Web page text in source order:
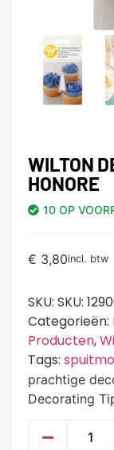
WILTON
HONORE
10 OP
€ 3,80incl. btw
SKU: SKU:
Categorieën:
Producten,
Tags:
prachtige
Decorating